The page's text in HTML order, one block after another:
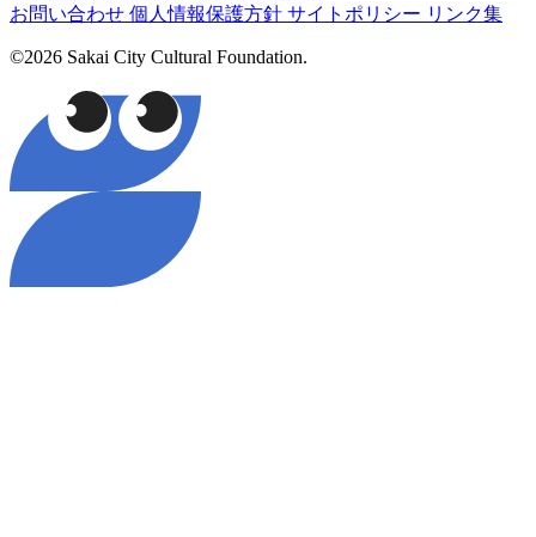
お問い合わせ 個人情報保護方針 サイトポリシー リンク集
©2026 Sakai City Cultural Foundation.